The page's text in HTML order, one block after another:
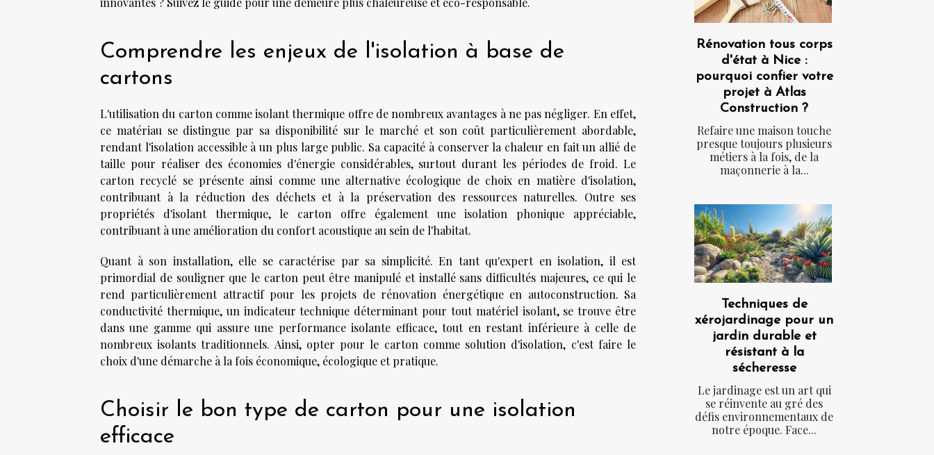
Comprendre les enjeux de l'isolation à base de
cartons
L'utilisation du carton comme isolant thermique offre de nombreux avantages à ne pas négliger. En effet,
ce matériau se distingue par sa disponibilité sur le marché et son coût particulièrement abordable,
rendant l'isolation accessible à un plus large public. Sa capacité à conserver la chaleur en fait un allié de
taille pour réaliser des économies d'énergie considérables, surtout durant les périodes de froid. Le
carton recyclé se présente ainsi comme une alternative écologique de choix en matière d'isolation,
contribuant à la réduction des déchets et à la préservation des ressources naturelles. Outre ses
propriétés d'isolant thermique, le carton offre également une isolation phonique appréciable,
contribuant à une amélioration du confort acoustique au sein de l'habitat.
Quant à son installation, elle se caractérise par sa simplicité. En tant qu'expert en isolation, il est
primordial de souligner que le carton peut être manipulé et installé sans difficultés majeures, ce qui le
rend particulièrement attractif pour les projets de rénovation énergétique en autoconstruction. Sa
conductivité thermique, un indicateur technique déterminant pour tout matériel isolant, se trouve être
dans une gamme qui assure une performance isolante efficace, tout en restant inférieure à celle de
nombreux isolants traditionnels. Ainsi, opter pour le carton comme solution d'isolation, c'est faire le
choix d'une démarche à la fois économique, écologique et pratique.
Choisir le bon type de carton pour une isolation
efficace
Rénovation tous corps
d'état à Nice :
pourquoi confier votre
projet à Atlas
Construction ?
Refaire une maison touche
presque toujours plusieurs
métiers à la fois, de la
maçonnerie à la...
Techniques de
xérojardinage pour un
jardin durable et
résistant à la
sécheresse
Le jardinage est un art qui
se réinvente au gré des
défis environnementaux de
notre époque. Face...